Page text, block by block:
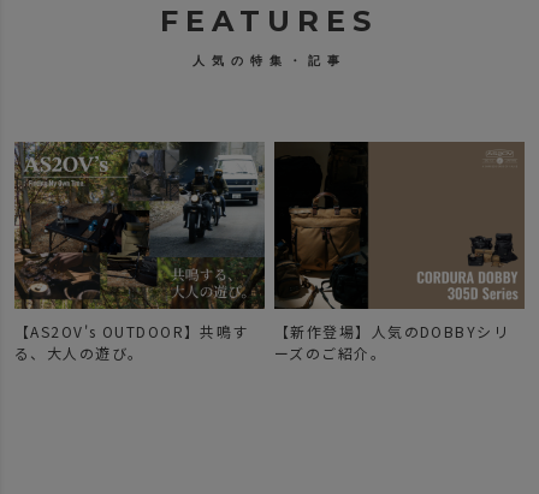
FEATURES
人気の特集・記事
【新作登場】人気のDOBBYシリ
ーズのご紹介。
【新作】ビジネス・レジャーどち
らのシーンにも、BLEISUREシリ